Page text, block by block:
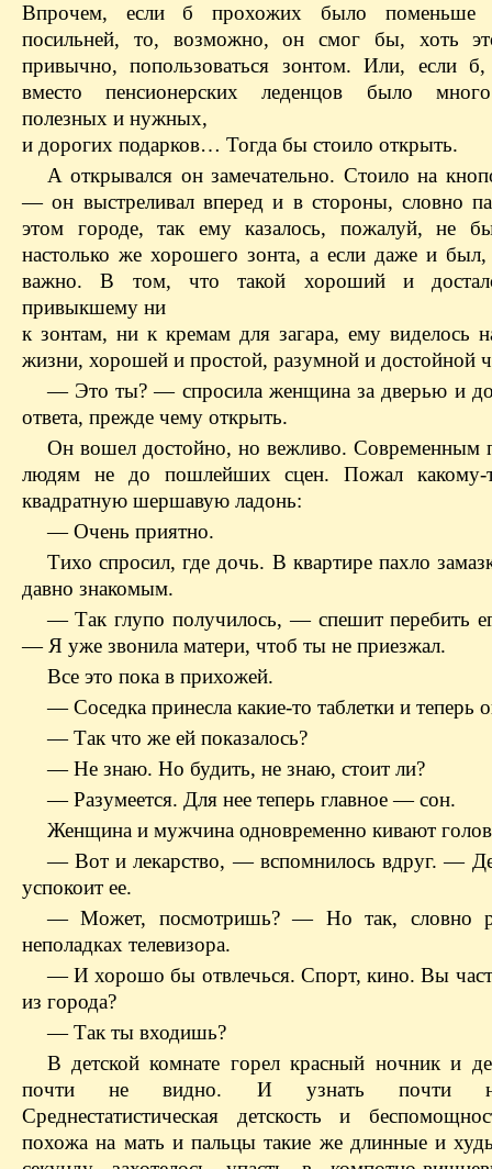
Впрочем, если б прохожих было поменьше
посильней, то, возможно, он смог бы, хоть
привычно, попользоваться зонтом. Или, если
вместо пенсионерских леденцов было
полезных и нужных,
и дорогих подарков… Тогда бы стоило открыть.
А открывался он замечательно. Стоило на
— он выстреливал вперед и в стороны, словно
этом городе, так ему казалось, пожалуй, не
настолько же хорошего зонта, а если даже и
важно. В том, что такой хороший и
привыкшему ни
к зонтам, ни к кремам для загара, ему виделось
жизни, хорошей и простой, разумной и достойной
— Это ты? — спросила женщина за дверью и
ответа, прежде чему открыть.
Он вошел достойно, но вежливо. Современным
людям не до пошлейших сцен. Пожал какому-
квадратную шершавую ладонь:
— Очень приятно.
Тихо спросил, где дочь. В квартире пахло
давно знакомым.
— Так глупо получилось, — спешит перебить
— Я уже звонила матери, чтоб ты не приезжал.
Все это пока в прихожей.
— Соседка принесла какие-то таблетки и теперь
— Так что же ей показалось?
— Не знаю. Но будить, не знаю, стоит ли?
— Разумеется. Для нее теперь главное — сон.
Женщина и мужчина одновременно кивают
— Вот и лекарство, — вспомнилось вдруг. —
успокоит ее.
— Может, посмотришь? — Но так, словно
неполадках телевизора.
— И хорошо бы отвлечься. Спорт, кино. Вы
из города?
— Так ты входишь?
В детской комнате горел красный ночник и
почти не видно. И узнать почти
Среднестатистическая детскость и
похожа на мать и пальцы такие же длинные и